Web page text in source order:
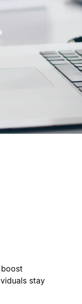
stay